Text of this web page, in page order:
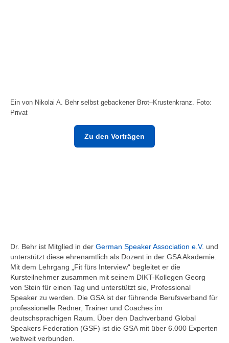
Ein von Nikolai A. Behr selbst gebackener Brot–Krustenkranz. Foto:
Privat
Zu den Vorträgen
Dr. Behr ist Mitglied in der German Speaker Association e.V. und
unterstützt diese ehrenamtlich als Dozent in der GSA Akademie.
Mit dem Lehrgang „Fit fürs Interview“ begleitet er die
Kursteilnehmer zusammen mit seinem DIKT-Kollegen Georg
von Stein für einen Tag und unterstützt sie, Professional
Speaker zu werden. Die GSA ist der führende Berufsverband für
professionelle Redner, Trainer und Coaches im
deutschsprachigen Raum. Über den Dachverband Global
Speakers Federation (GSF) ist die GSA mit über 6.000 Experten
weltweit verbunden.